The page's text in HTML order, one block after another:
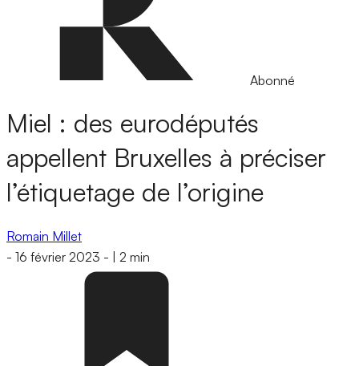
Abonné
Miel : des eurodéputés
appellent Bruxelles à préciser
l’étiquetage de l’origine
Romain Millet
- 16 février 2023 - 2 min